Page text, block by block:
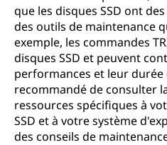
que les disques SSD ont
des outils de maintenance
exemple, les commandes
disques SSD et peuvent
performances et leur durée
recommandé de consulter
ressources spécifiques à
SSD et à votre système
des conseils de